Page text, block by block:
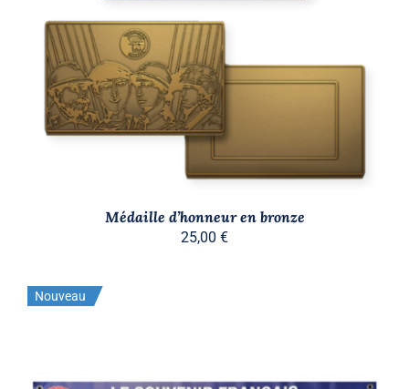
DÉTAILS
Médaille d’honneur en bronze
25,00 €
Nouveau